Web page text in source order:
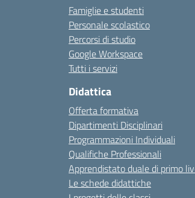
Famiglie e studenti
Personale scolastico
Percorsi di studio
Google Workspace
Tutti i servizi
Didattica
Offerta formativa
Dipartimenti Disciplinari
Programmazioni Individuali
Qualifiche Professionali
Apprendistato duale di primo
Le schede didattiche